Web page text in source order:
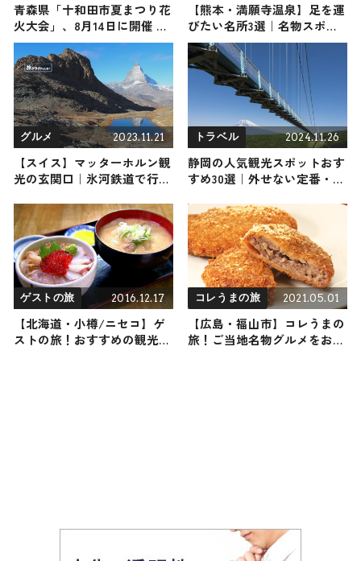
青森県「十和田市夏まつり花
火大会」、8月14日に開催 至
近距離から約2000発打ち上げ
【熊本・満願寺温泉】足を運
びたい名所3選｜名物スポッ
トや人気店をご紹介
グルメ 2023.11.21
【スイス】マッターホルン観
光の玄関口｜氷河鉄道で行く
ラン
トラベル 2024.11.26
静岡の人気観光スポットおす
すめ30選｜外せない定番・名
の観光地を紹介
ゲストの旅 2016.12.17
【北海道・小樽/ニセコ】ゲ
ストの旅！おすすめの観光・
コレうまの旅 2021.05.01
【広島・福山市】コレうまの
旅！ご当地名物グルメをお届